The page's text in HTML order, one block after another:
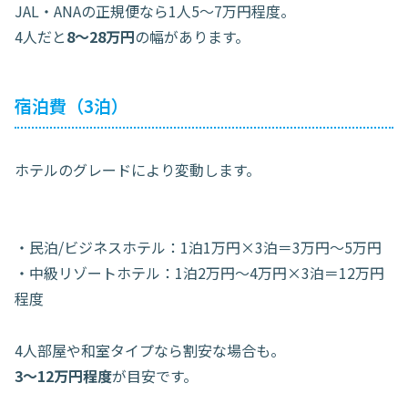
JAL・ANAの正規便なら1人5〜7万円程度。
4人だと8〜28万円の幅があります。
宿泊費（3泊）
ホテルのグレードにより変動します。
・民泊/ビジネスホテル：1泊1万円×3泊＝3万円〜5万円
・中級リゾートホテル：1泊2万円〜4万円×3泊＝12万円
程度
4人部屋や和室タイプなら割安な場合も。
3〜12万円程度が目安です。